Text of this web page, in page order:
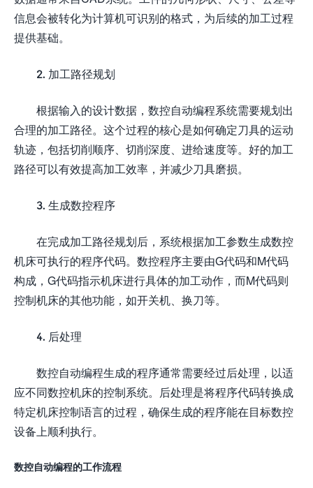
信息会被转化为计算机可识别的格式，为后续的加工过程
提供基础。
2. 加工路径规划
根据输入的设计数据，数控自动编程系统需要规划出
合理的加工路径。这个过程的核心是如何确定刀具的运动
轨迹，包括切削顺序、切削深度、进给速度等。好的加工
路径可以有效提高加工效率，并减少刀具磨损。
3. 生成数控程序
在完成加工路径规划后，系统根据加工参数生成数控
机床可执行的程序代码。数控程序主要由G代码和M代码
构成，G代码指示机床进行具体的加工动作，而M代码则
控制机床的其他功能，如开关机、换刀等。
4. 后处理
数控自动编程生成的程序通常需要经过后处理，以适
应不同数控机床的控制系统。后处理是将程序代码转换成
特定机床控制语言的过程，确保生成的程序能在目标数控
设备上顺利执行。
数控自动编程的工作流程